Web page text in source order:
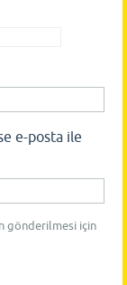
e-posta ile
gönderilmesi için